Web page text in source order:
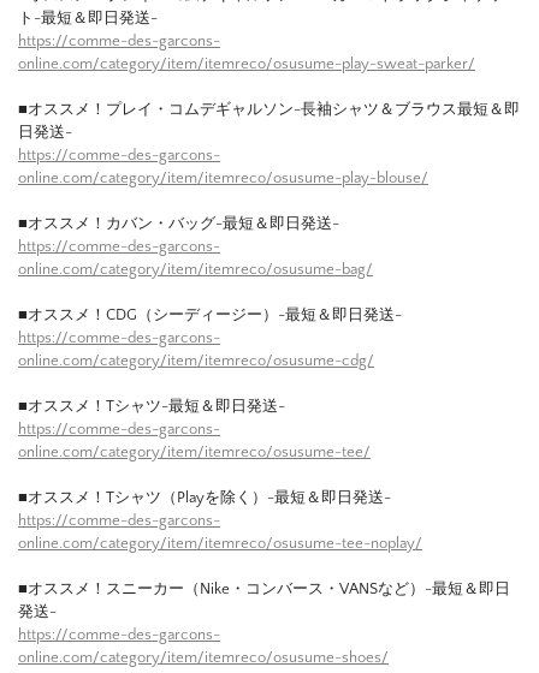
ト-最短＆即日発送-
https://comme-des-garcons-
online.com/category/item/itemreco/osusume-play-sweat-parker/
■オススメ！プレイ・コムデギャルソン-長袖シャツ＆ブラウス最短＆即
日発送-
https://comme-des-garcons-
online.com/category/item/itemreco/osusume-play-blouse/
■オススメ！カバン・バッグ-最短＆即日発送-
https://comme-des-garcons-
online.com/category/item/itemreco/osusume-bag/
■オススメ！CDG（シーディージー）-最短＆即日発送-
https://comme-des-garcons-
online.com/category/item/itemreco/osusume-cdg/
■オススメ！Tシャツ-最短＆即日発送-
https://comme-des-garcons-
online.com/category/item/itemreco/osusume-tee/
■オススメ！Tシャツ（Playを除く）-最短＆即日発送-
https://comme-des-garcons-
online.com/category/item/itemreco/osusume-tee-noplay/
■オススメ！スニーカー（Nike・コンバース・VANSなど）-最短＆即日
発送-
https://comme-des-garcons-
online.com/category/item/itemreco/osusume-shoes/